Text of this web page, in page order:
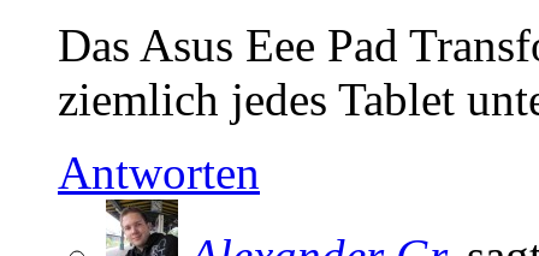
Das Asus Eee Pad
ziemlich jedes Tablet
Antworten